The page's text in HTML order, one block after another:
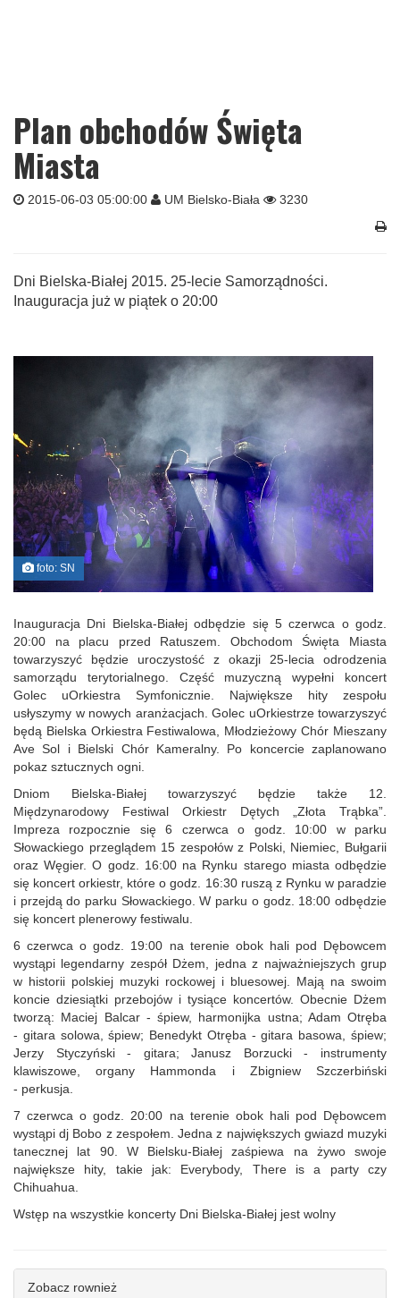
Plan obchodów Święta
Miasta
2015-06-03 05:00:00 UM Bielsko-Biała 3230
Dni Bielska-Białej 2015. 25-lecie Samorządności.
Inauguracja już w piątek o 20:00
foto: SN
Inauguracja Dni Bielska-Białej odbędzie się 5 czerwca o godz.
20:00 na placu przed Ratuszem. Obchodom Święta Miasta
towarzyszyć będzie uroczystość z okazji 25-lecia odrodzenia
samorządu terytorialnego. Część muzyczną wypełni koncert
Golec uOrkiestra Symfonicznie. Największe hity zespołu
usłyszymy w nowych aranżacjach. Golec uOrkiestrze towarzyszyć
będą Bielska Orkiestra Festiwalowa, Młodzieżowy Chór Mieszany
Ave Sol i Bielski Chór Kameralny. Po koncercie zaplanowano
pokaz sztucznych ogni.
Dniom Bielska-Białej towarzyszyć będzie także 12.
Międzynarodowy Festiwal Orkiestr Dętych „Złota Trąbka”.
Impreza rozpocznie się 6 czerwca o godz. 10:00 w parku
Słowackiego przeglądem 15 zespołów z Polski, Niemiec, Bułgarii
oraz Węgier. O godz. 16:00 na Rynku starego miasta odbędzie
się koncert orkiestr, które o godz. 16:30 ruszą z Rynku w paradzie
i przejdą do parku Słowackiego. W parku o godz. 18:00 odbędzie
się koncert plenerowy festiwalu.
6 czerwca o godz. 19:00 na terenie obok hali pod Dębowcem
wystąpi legendarny zespół Dżem, jedna z najważniejszych grup
w historii polskiej muzyki rockowej i bluesowej. Mają na swoim
koncie dziesiątki przebojów i tysiące koncertów. Obecnie Dżem
tworzą: Maciej Balcar - śpiew, harmonijka ustna; Adam Otręba
- gitara solowa, śpiew; Benedykt Otręba - gitara basowa, śpiew;
Jerzy Styczyński - gitara; Janusz Borzucki - instrumenty
klawiszowe, organy Hammonda i Zbigniew Szczerbiński
- perkusja.
7 czerwca o godz. 20:00 na terenie obok hali pod Dębowcem
wystąpi dj Bobo z zespołem. Jedna z największych gwiazd muzyki
tanecznej lat 90. W Bielsku-Białej zaśpiewa na żywo swoje
największe hity, takie jak: Everybody, There is a party czy
Chihuahua.
Wstęp na wszystkie koncerty Dni Bielska-Białej jest wolny
Zobacz rownież